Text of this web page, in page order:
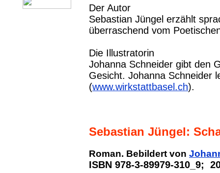
Der Autor
Sebastian Jüngel erzählt
überraschend vom
Die Illustratorin
Johanna Schneider gibt den
Gesicht. Johanna Schneider
(www.wirkstattbasel.ch).
Sebastian Jüngel:
Roman. Bebildert von
ISBN 978-3-89979-310_9;